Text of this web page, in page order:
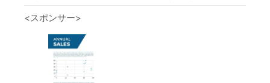
<スポンサー>